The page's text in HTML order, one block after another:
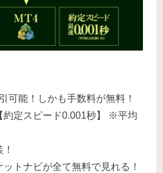
可能！しかも手数料が無料！
約定スピード0.001秒】 ※平均
トナビが全て無料で見れる！